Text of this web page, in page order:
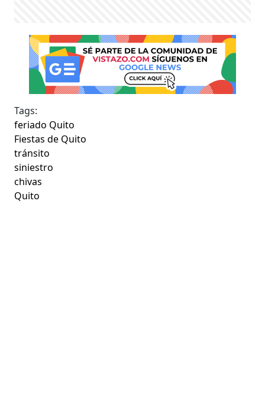
Tags:
feriado Quito
Fiestas de Quito
tránsito
siniestro
chivas
Quito